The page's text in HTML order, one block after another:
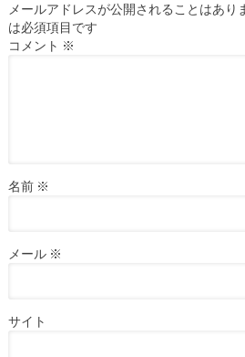
メールアドレスが公開されることはあり
は必須項目です
コメント ※
名前 ※
メール ※
サイト